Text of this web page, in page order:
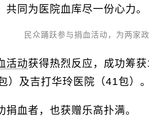
共同为医院血库尽一份心力。
民众踊跃参与捐血活动，为两家
活动获得热烈反应，成功筹
）及吉打华玲医院（41包）。
捐血者，也获赠乐高扑满。